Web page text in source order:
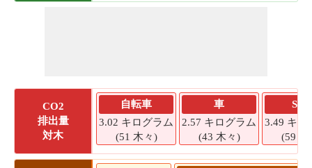
CO2
排出量
対木
自転車
3.02 キログラム
(51 木々)
車
2.57 キログラム
(43 木々)
SUV
3.49 キロ
(59 木